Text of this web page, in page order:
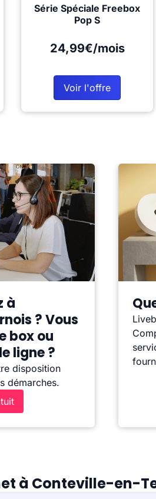
Série Spéciale Freebox
Pop S
24,99€/mois
Voir l'offre
à
? Vous
box ou
ligne ?
disposition
démarches.
à Conteville-en-